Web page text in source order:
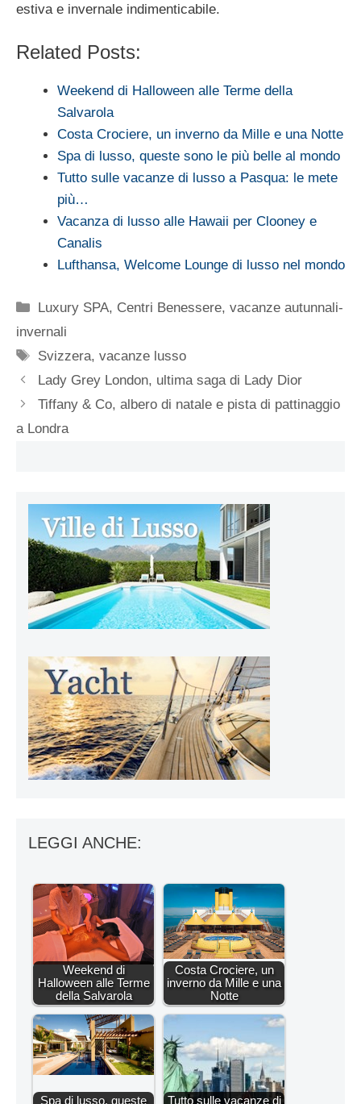
estiva e invernale indimenticabile.
Related Posts:
Weekend di Halloween alle Terme della
Salvarola
Costa Crociere, un inverno da Mille e una Notte
Spa di lusso, queste sono le più belle al mondo
Tutto sulle vacanze di lusso a Pasqua: le mete
più…
Vacanza di lusso alle Hawaii per Clooney e
Canalis
Lufthansa, Welcome Lounge di lusso nel mondo
Categorie
Luxury SPA, Centri Benessere,vacanze autunnali-
invernali
Tag
Svizzera,vacanze lusso
Lady Grey London, ultima saga di Lady Dior
Tiffany & Co, albero di natale e pista di pattinaggio
a Londra
LEGGI ANCHE:
Weekend di
Halloween alle Terme
della Salvarola
Costa Crociere, un
inverno da Mille e una
Notte
Spa di lusso, queste
Tutto sulle vacanze di